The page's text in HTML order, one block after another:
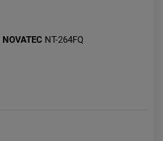
NOVATEC NT-264FQ